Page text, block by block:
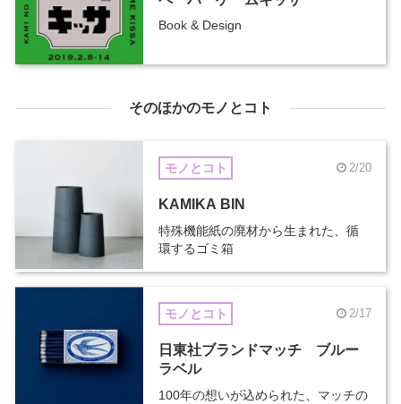
Book & Design
そのほかのモノとコト
モノとコト 2/20
KAMIKA BIN
特殊機能紙の廃材から生まれた、循
環するゴミ箱
モノとコト 2/17
日東社ブランドマッチ ブルー
ラベル
100年の想いが込められた、マッチの